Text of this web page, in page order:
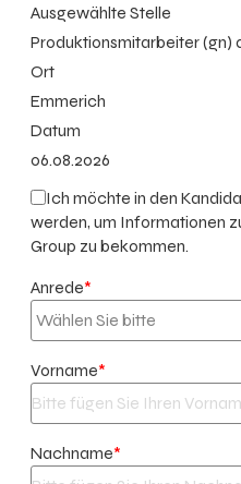
Ausgewählte Stelle
Produktionsmitarbeiter (gn)
Ort
Emmerich
Datum
06.08.2026
Ich möchte in den
werden, um Informationen
Group zu bekommen.
Anrede*
Vorname*
Nachname*